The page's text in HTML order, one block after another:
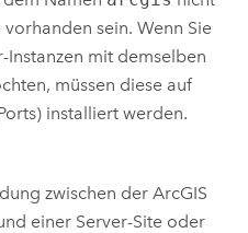
sein. Wenn Sie
mit demselben
müssen diese auf
installiert werden.
zwischen der ArcGIS
einer Server-Site oder